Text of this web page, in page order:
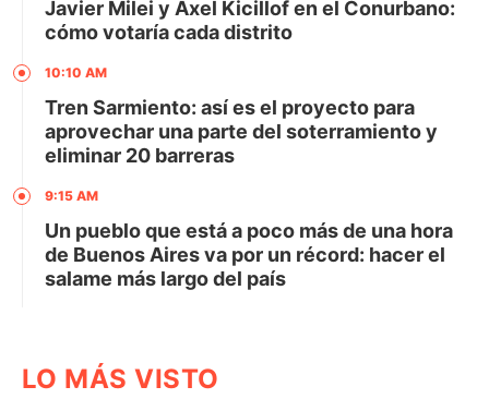
Javier Milei y Axel Kicillof en el Conurbano:
cómo votaría cada distrito
10:10 AM
Tren Sarmiento: así es el proyecto para
aprovechar una parte del soterramiento y
eliminar 20 barreras
9:15 AM
Un pueblo que está a poco más de una hora
de Buenos Aires va por un récord: hacer el
salame más largo del país
LO MÁS VISTO